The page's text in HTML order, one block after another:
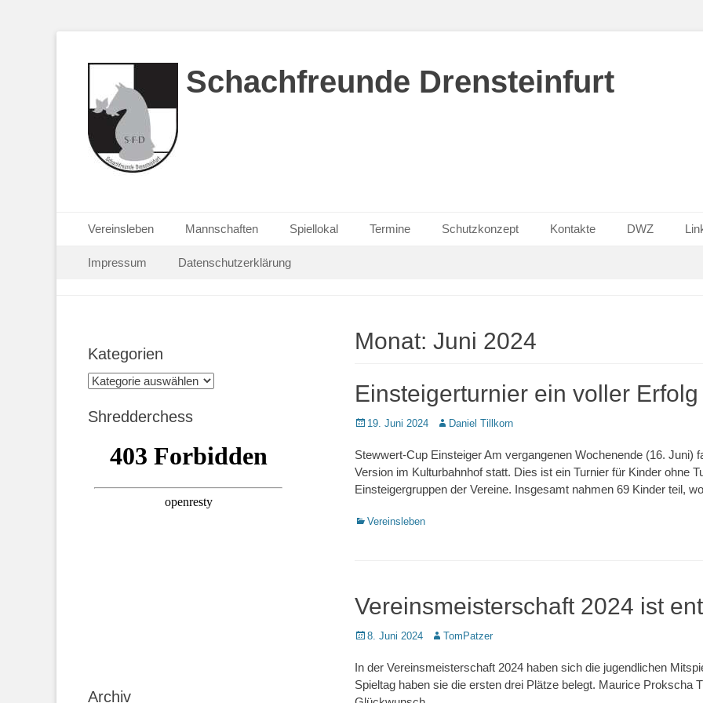
Schachfreunde Drensteinfurt
Primärmenu
zum
Vereinsleben Mannschaften Spiellokal Termine Schutzkonzept Kontakte DWZ
Sekundärmenu
zum
Impressum Datenschutzerklärung
Monat: Juni 2024
Einsteigerturnier ein voller Erfolg
Veröffentlicht
19. Juni 2024 AutorDaniel Tillkorn
Stewwert-Cup Einsteiger Am vergangenen Wochenende (16. Juni)
Version im Kulturbahnhof statt. Dies ist ein Turnier für Kinder ohne
Einsteigergruppen der Vereine. Insgesamt nahmen 69 Kinder teil,
Kategorien
Vereinsleben
Vereinsmeisterschaft 2024 ist
Veröffentlicht
8. Juni 2024 AutorTomPatzer
In der Vereinsmeisterschaft 2024 haben sich die jugendlichen
Spieltag haben sie die ersten drei Plätze belegt. Maurice Prokscha
Kategorien
Kategorien
Shredderchess
Archiv